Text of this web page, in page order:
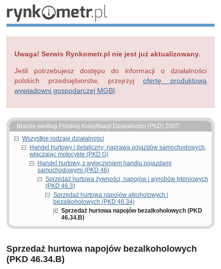
Uwaga! Serwis Rynkometr.pl nie jest już aktualizowany.
Jeśli potrzebujesz dostępu do informacji o działalności
polskich przedsiębiorstw, przejrzyj ofertę produktową
wywiadowni gospodarczej MGBI
Branże według Polskiej Klasyfikacji Działalności (PKD) 2007:
Wszystkie rodzaje działalności
Handel hurtowy i detaliczny; naprawa pojazdów samochodowych,
włączając motocykle (PKD G)
Handel hurtowy, z wyłączeniem handlu pojazdami
samochodowymi (PKD 46)
Sprzedaż hurtowa żywności, napojów i wyrobów tytoniowych
(PKD 46.3)
Sprzedaż hurtowa napojów alkoholowych i
bezalkoholowych (PKD 46.34)
Sprzedaż hurtowa napojów bezalkoholowych (PKD
46.34.B)
Sprzedaż hurtowa napojów bezalkoholowych
(PKD 46.34.B)